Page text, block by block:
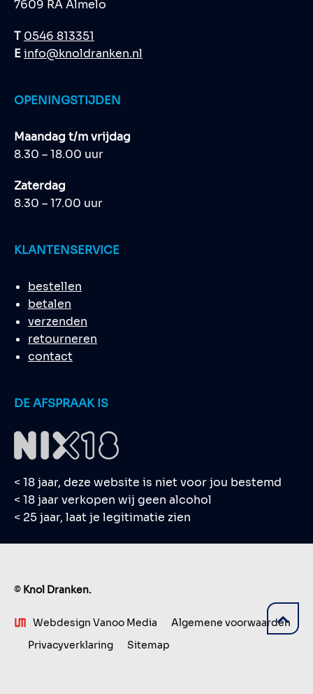
7609 RA Almelo
T 0546 813351
Einfo@knoldranken.nl
OPENINGSTIJDEN
Maandag t/m vrijdag
8.30 – 18.00 uur
Zaterdag
8.30 – 17.00 uur
KLANTENSERVICE
bestellen
betalen
verzenden
retourneren
contact
DE AFSPRAAK IS
< 18 jaar, deze website is niet voor jou bestemd
< 18 jaar verkopen wij geen alcohol
< 25 jaar, laat je legitimatie zien
© Knol Dranken.
Webdesign Vanoo Media
Algemene voorwaarden
Privacyverklaring
Sitemap